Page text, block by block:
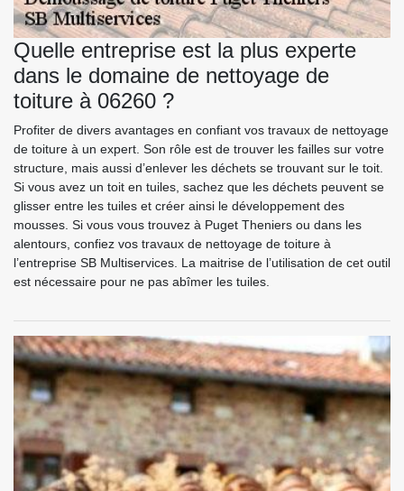
Quelle entreprise est la plus experte
dans le domaine de nettoyage de
toiture à 06260 ?
Profiter de divers avantages en confiant vos travaux de nettoyage
de toiture à un expert. Son rôle est de trouver les failles sur votre
structure, mais aussi d’enlever les déchets se trouvant sur le toit.
Si vous avez un toit en tuiles, sachez que les déchets peuvent se
glisser entre les tuiles et créer ainsi le développement des
mousses. Si vous vous trouvez à Puget Theniers ou dans les
alentours, confiez vos travaux de nettoyage de toiture à
l’entreprise SB Multiservices. La maitrise de l’utilisation de cet outil
est nécessaire pour ne pas abîmer les tuiles.